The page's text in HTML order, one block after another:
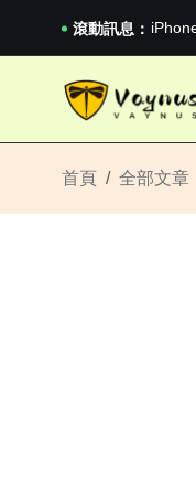
滾動訊息： 2026
《巔
2026
首頁 全部文章